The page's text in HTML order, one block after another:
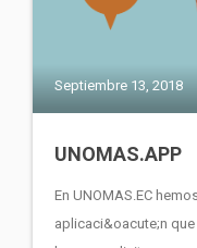
Septiembre 13, 2018
UNOMAS.APP
En UNOMAS.EC
aplicaci&oacute;n